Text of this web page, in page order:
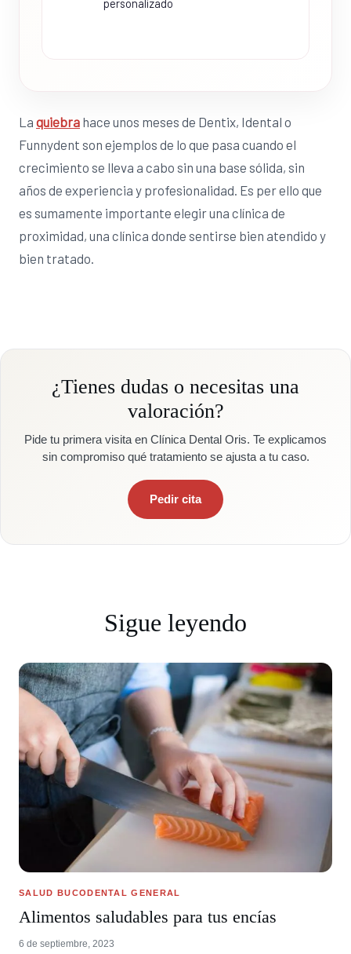
personalizado
La quiebra hace unos meses de Dentix, Idental o
Funnydent son ejemplos de lo que pasa cuando el
crecimiento se lleva a cabo sin una base sólida, sin
años de experiencia y profesionalidad. Es per ello que
es sumamente importante elegir una clínica de
proximidad, una clínica donde sentirse bien atendido y
bien tratado.
¿Tienes dudas o necesitas una
valoración?
Pide tu primera visita en Clínica Dental Oris. Te explicamos
sin compromiso qué tratamiento se ajusta a tu caso.
Pedir cita
Sigue leyendo
SALUD BUCODENTAL GENERAL
Alimentos saludables para tus encías
6 de septiembre, 2023